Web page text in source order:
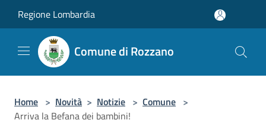
Regione Lombardia
Comune di Rozzano
Home > Novità > Notizie > Comune >
Arriva la Befana dei bambini!